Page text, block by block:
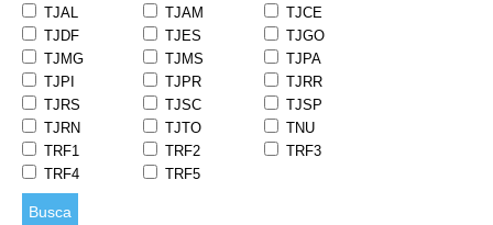
TJAL
TJAM
TJCE
TJDF
TJES
TJGO
TJMG
TJMS
TJPA
TJPI
TJPR
TJRR
TJRS
TJSC
TJSP
TJRN
TJTO
TNU
TRF1
TRF2
TRF3
TRF4
TRF5
Busca